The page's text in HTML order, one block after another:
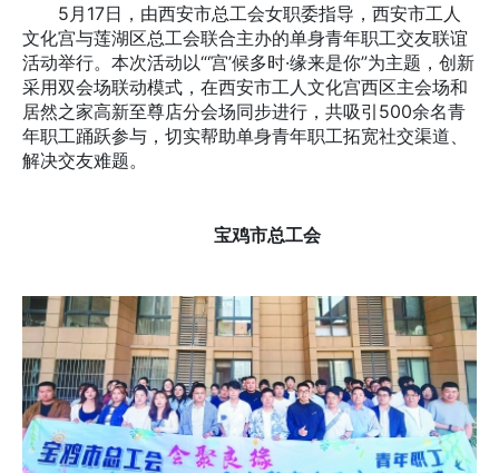
5月17日，由西安市总工会女职委指导，西安市工人
文化宫与莲湖区总工会联合主办的单身青年职工交友联谊
活动举行。本次活动以“‘宫’候多时·缘来是你”为主题，创新
采用双会场联动模式，在西安市工人文化宫西区主会场和
居然之家高新至尊店分会场同步进行，共吸引500余名青
年职工踊跃参与，切实帮助单身青年职工拓宽社交渠道、
解决交友难题。
宝鸡市总工会